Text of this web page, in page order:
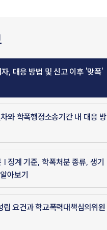
, 대응 방법 및 신고 이후 '맞폭'
와 학폭행정소송기간 내 대응 방
| 징계 기준, 학폭처분 종류, 생기
아보기
립 요건과 학교폭력대책심의위원